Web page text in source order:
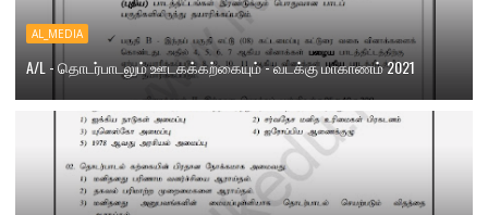
AL_MEDIA
A/L - தொடர்பாடலும் ஊடகக்கற்கையும் - வடக்கு மாகாணம் 2021